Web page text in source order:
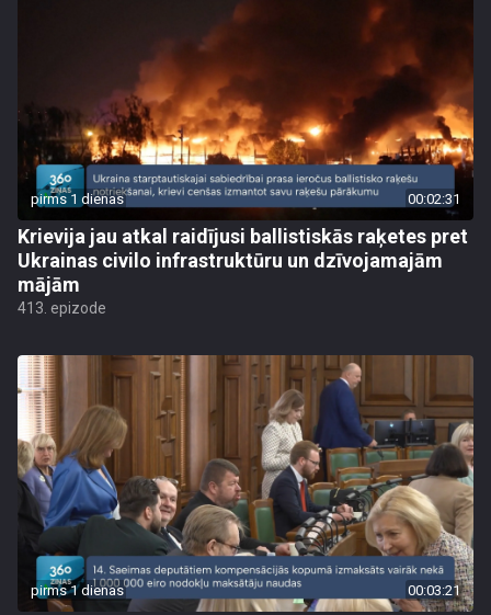
pirms 1 dienas 00:02:31
Krievija jau atkal raidījusi ballistiskās raķetes pret
Ukrainas civilo infrastruktūru un dzīvojamajām
mājām
413. epizode
pirms 1 dienas 00:03:21